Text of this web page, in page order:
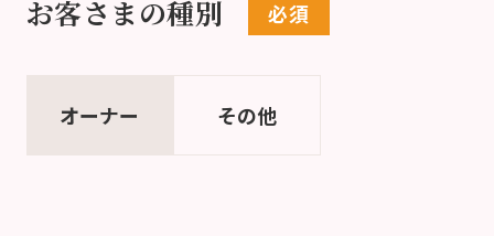
お客さまの種別
オーナー その他